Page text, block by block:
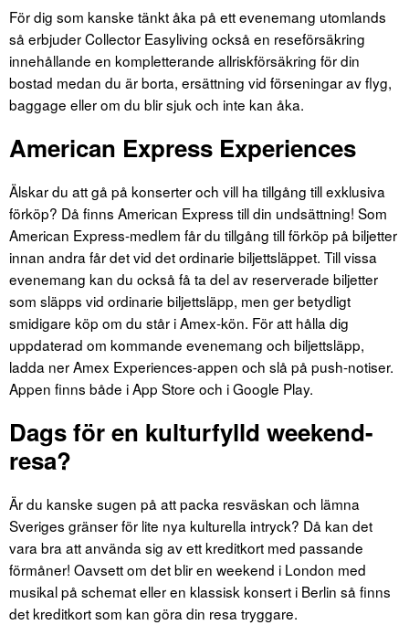
För dig som kanske tänkt åka på ett evenemang utomlands
så erbjuder Collector Easyliving också en reseförsäkring
innehållande en kompletterande allriskförsäkring för din
bostad medan du är borta, ersättning vid förseningar av flyg,
baggage eller om du blir sjuk och inte kan åka.
American Express Experiences
Älskar du att gå på konserter och vill ha tillgång till exklusiva
förköp? Då finns American Express till din undsättning! Som
American Express-medlem får du tillgång till förköp på biljetter
innan andra får det vid det ordinarie biljettsläppet. Till vissa
evenemang kan du också få ta del av reserverade biljetter
som släpps vid ordinarie biljettsläpp, men ger betydligt
smidigare köp om du står i Amex-kön. För att hålla dig
uppdaterad om kommande evenemang och biljettsläpp,
ladda ner Amex Experiences-appen och slå på push-notiser.
Appen finns både i App Store och i Google Play.
Dags för en kulturfylld weekend-
resa?
Är du kanske sugen på att packa resväskan och lämna
Sveriges gränser för lite nya kulturella intryck? Då kan det
vara bra att använda sig av ett kreditkort med passande
förmåner! Oavsett om det blir en weekend i London med
musikal på schemat eller en klassisk konsert i Berlin så finns
det kreditkort som kan göra din resa tryggare.